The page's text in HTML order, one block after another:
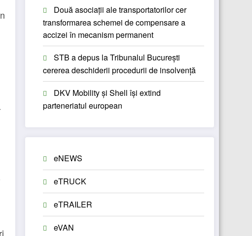
Două asociații ale transportatorilor cer
transformarea schemei de compensare a
accizei în mecanism permanent
STB a depus la Tribunalul București
cererea deschiderii procedurii de insolvență
DKV Mobility și Shell își extind
parteneriatul european
eNEWS
eTRUCK
eTRAILER
eVAN